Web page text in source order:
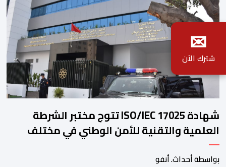
شهادة ISO/IEC 17025 تتوج مختبر الشرطة
العلمية والتقنية للأمن الوطني في مختلف
الخبرات الجنائية
بواسطة أحداث. أنفو
✉
شترك الآن